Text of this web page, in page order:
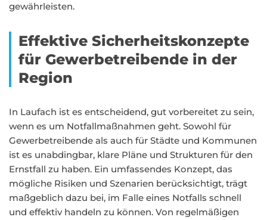
gewährleisten.
Effektive Sicherheitskonzepte
für Gewerbetreibende in der
Region
In Laufach ist es entscheidend, gut vorbereitet zu sein,
wenn es um Notfallmaßnahmen geht. Sowohl für
Gewerbetreibende als auch für Städte und Kommunen
ist es unabdingbar, klare Pläne und Strukturen für den
Ernstfall zu haben. Ein umfassendes Konzept, das
mögliche Risiken und Szenarien berücksichtigt, trägt
maßgeblich dazu bei, im Falle eines Notfalls schnell
und effektiv handeln zu können. Von regelmäßigen